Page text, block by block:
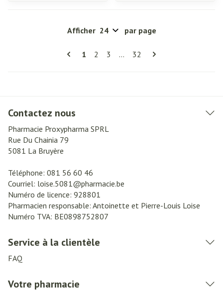
Pages
Vous lisez actuellement la page
1 Page
2 Page
3 ... Page
32
Afficher par page
Contactez nous
Pharmacie Proxypharma SPRL
Rue Du Chainia 79
5081 La Bruyère
Téléphone: 081 56 60 46
Courriel: loise.5081@pharmacie.be
Numéro de licence: 928801
Pharmacien responsable: Antoinette et Pierre-Louis Loise
Numéro TVA: BE0898752807
Service à la clientèle
FAQ
Votre pharmacie